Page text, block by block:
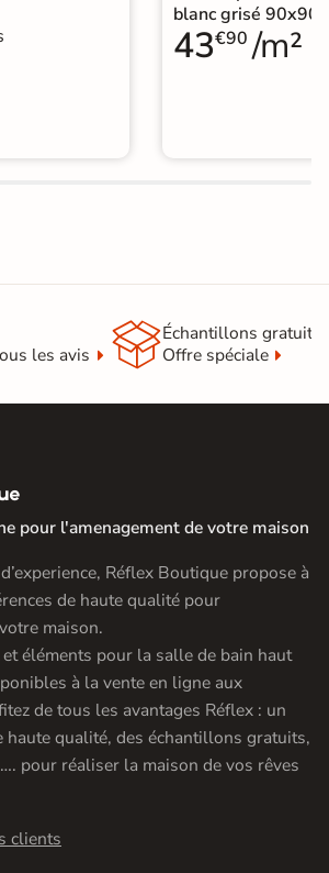
blanc grisé 90x90
43€90 /m²
les avis
Échantillons gratuit
Offre spéciale
pour l'amenagement de votre maison
Réflex Boutique propose à
de haute qualité pour
maison.
éléments pour la salle de bain haut
à la vente en ligne aux
de tous les avantages Réflex : un
haute qualité, des échantillons gratuits,
pour réaliser la maison de vos rêves
clients